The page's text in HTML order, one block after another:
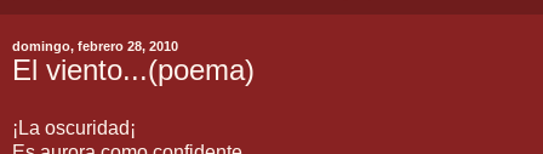
domingo, febrero 28, 2010
El viento...(poema)
¡La oscuridad¡